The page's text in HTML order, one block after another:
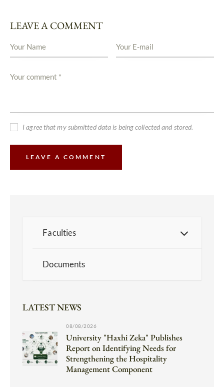
LEAVE A COMMENT
I agree that my submitted data is being collected and stored.
Faculties
Documents
LATEST NEWS
08/08/2026
University "Haxhi Zeka" Publishes
Report on Identifying Needs for
Strengthening the Hospitality
Management Component